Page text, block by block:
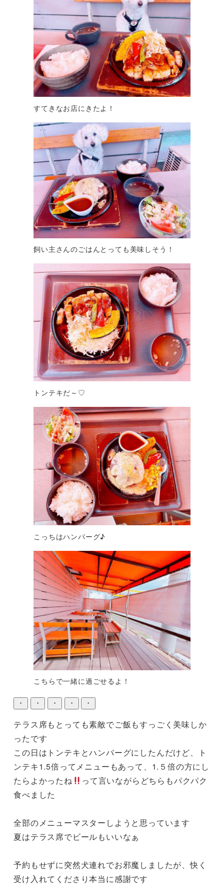
すてきなお店にきたよ！
飼い主さんのごはんとっても美味しそう！
トンテキだ～♡
こっちはハンバーグ♪
こちらで一緒に過ごせるよ！
・ ・ ・ ・ ・
テラス席もとっても素敵でご飯もすっごく美味しか
ったです
この日はトンテキとハンバーグにしたんだけど、ト
ンテキ1.5倍ってメニューもあって、1.５倍の方にし
たらよかったね
って言いながらどちらもパクパク
食べました
全部のメニューマスターしようと思っています
夏はテラス席でビールもいいなぁ
予約もせずに突然犬連れでお邪魔しましたが、快く
受け入れてくださり本当に感謝です